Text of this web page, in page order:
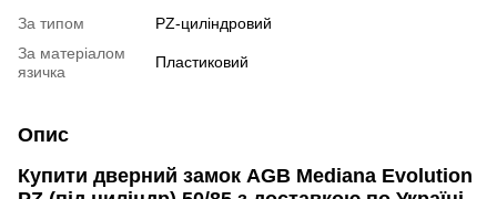
За типом
PZ-циліндровий
За матеріалом
язичка
Пластиковий
Опис
Купити дверний замок AGB Mediana Evolution